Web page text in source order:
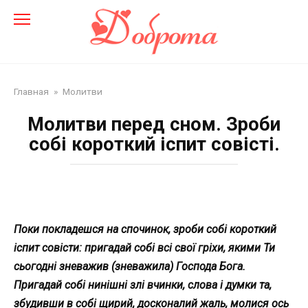
Главная » Молитви
Молитви перед сном. Зроби
собі короткий іспит совісті.
Поки покладешся на спочинок, зроби собі короткий
іспит совісти: пригадай собі всі свої гріхи, якими Ти
сьогодні зневажив (зневажила) Господа Бога.
Пригадай собі нинішні злі вчинки, слова і думки та,
збудивши в собі щирий, досконалий жаль, молися ось